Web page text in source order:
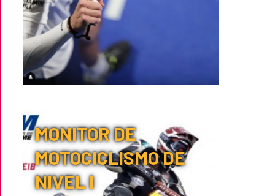
MONITOR DE
MOTOCICLISMO DE
NIVEL I